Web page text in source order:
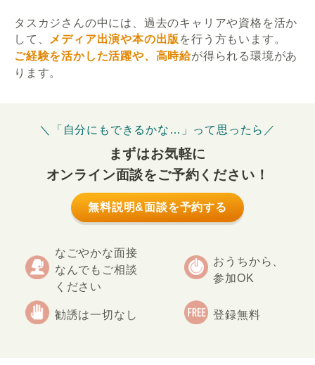
タスカジさんの中には、過去のキャリアや資格を活か
して、
メディア出演や本の出版 を行う方もいます。
ご経験を活かした活躍や、高時給が得られる環境があ
ります。
＼「自分にもできるかな…」って思ったら／
まずはお気軽に
オンライン面談をご予約ください！
無料説明&面談を予約する
なごやかな面接
なんでもご相談
ください
おうちから、
参加OK
勧誘は一切なし 登録無料